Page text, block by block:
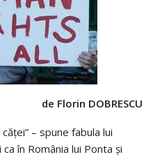
de Florin DOBRESCU
– spune fabula lui
în România lui Ponta şi